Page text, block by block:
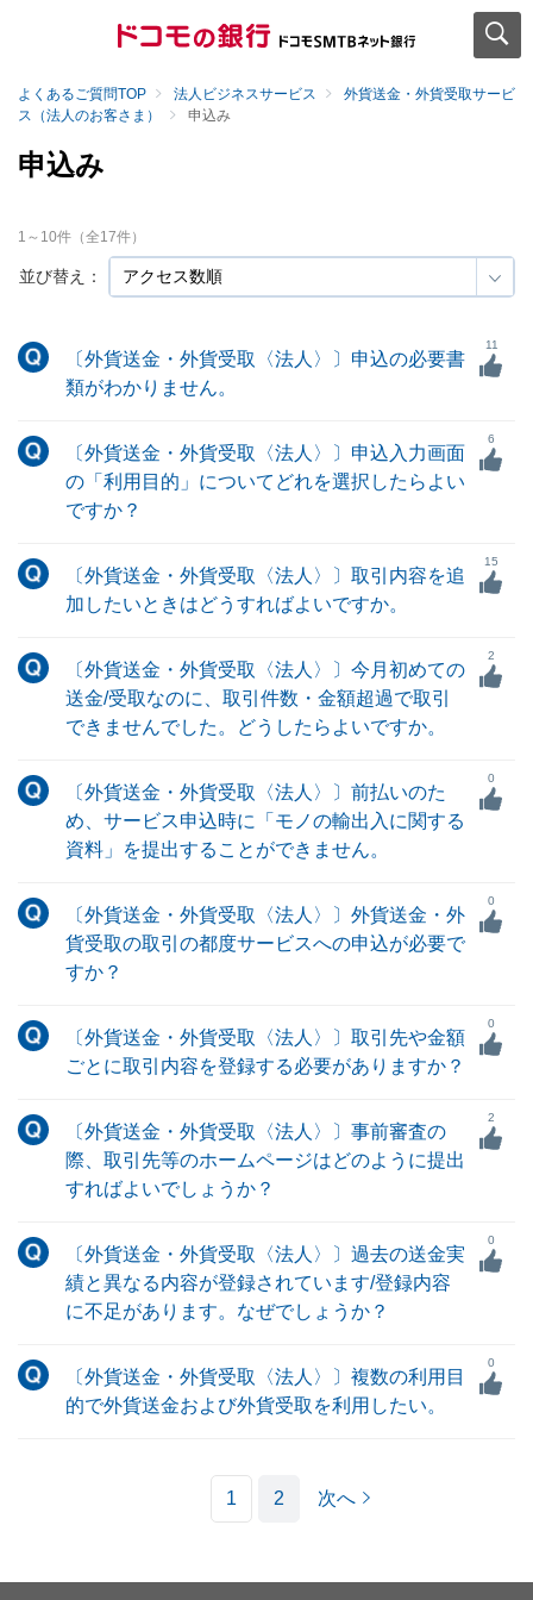
よくあるご質問TOP 法人ビジネスサービス
外貨送金・外貨受取サービ
ス（法人のお客さま）
申込み
申込み
並び替え：
1 ～ 10件（全17件）
〔外貨送金・外貨受取〈法人〉〕申込の必要書
類がわかりません。
11
〔外貨送金・外貨受取〈法人〉〕申込入力画面
の「利用目的」についてどれを選択したらよい
ですか？
6
〔外貨送金・外貨受取〈法人〉〕取引内容を追
加したいときはどうすればよいですか。
15
〔外貨送金・外貨受取〈法人〉〕今月初めての
送金/受取なのに、取引件数・金額超過で取引
できませんでした。どうしたらよいですか。
2
〔外貨送金・外貨受取〈法人〉〕前払いのた
め、サービス申込時に「モノの輸出入に関する
資料」を提出することができません。
0
〔外貨送金・外貨受取〈法人〉〕外貨送金・外
貨受取の取引の都度サービスへの申込が必要で
すか？
0
〔外貨送金・外貨受取〈法人〉〕取引先や金額
ごとに取引内容を登録する必要がありますか？
0
〔外貨送金・外貨受取〈法人〉〕事前審査の
際、取引先等のホームページはどのように提出
すればよいでしょうか？
2
〔外貨送金・外貨受取〈法人〉〕過去の送金実
績と異なる内容が登録されています/登録内容
に不足があります。なぜでしょうか？
0
〔外貨送金・外貨受取〈法人〉〕複数の利用目
的で外貨送金および外貨受取を利用したい。
0
1 2 次へ